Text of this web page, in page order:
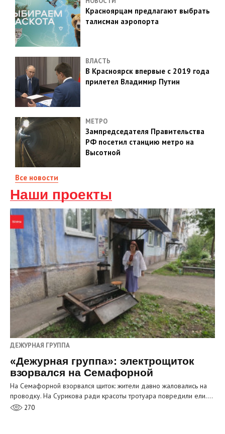
Красноярцам предлагают выбрать
талисман аэропорта
ВЛАСТЬ
В Красноярск впервые с 2019 года
прилетел Владимир Путин
МЕТРО
Зампредседателя Правительства
РФ посетил станцию метро на
Высотной
Все новости
Наши проекты
ДЕЖУРНАЯ ГРУППА
«Дежурная группа»: электрощиток
взорвался на Семафорной
На Семафорной взорвался щиток: жители давно жаловались на
проводку. На Сурикова ради красоты тротуара повредили ели.…
270